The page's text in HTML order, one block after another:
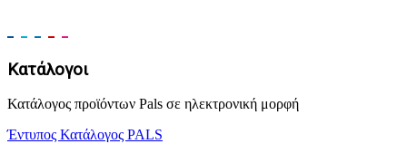
Κατάλογοι
Κατάλογος προϊόντων Pals σε ηλεκτρονική μορφή
Έντυπος Κατάλογος PALS